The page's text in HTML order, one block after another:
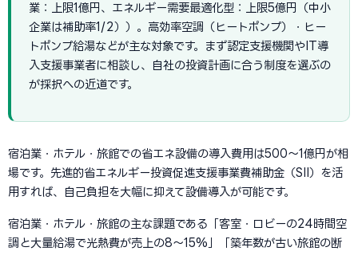
業：上限1億円、エネルギー需要最適化型：上限5億円（中小
企業は補助率1/2））。高効率空調（ヒートポンプ）・ヒー
トポンプ給湯などが主な対象です。まず認定支援機関やIT導
入支援事業者に相談し、自社の投資計画に合う制度を選ぶの
が採択への近道です。
宿泊業・ホテル・旅館での省エネ設備の導入費用は500〜1億円が相
場です。先進的省エネルギー投資促進支援事業費補助金（SII）を活
用すれば、自己負担を大幅に抑えて設備導入が可能です。
宿泊業・ホテル・旅館の主な課題である「客室・ロビーの24時間空
調と大量給湯で光熱費が売上の8〜15%」「築年数が古い旅館の断